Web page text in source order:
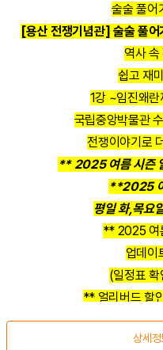
술술 풀어
[용산 전쟁기념관] 술술 풀
역사 속
쉽고 재
1강 ~임진왜
국립중앙박물관
전쟁이야기로
** 2025 여름 시즌
**2025
평일 화,목요
** 2025 여
업데이
(일정표
** 얼리버드 할
**~7월15일까지 진행 후
** 상담 및 신
상세